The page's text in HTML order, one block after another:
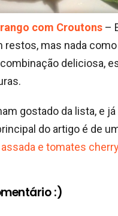
com Croutons –
restos, mas nada como
deliciosa,
gostado da lista, e já
do artigo é de
e tomates
:)